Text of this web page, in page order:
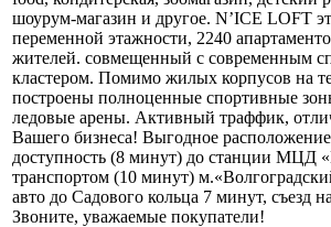
шоурум-магазин и другое. N’ICE LOFT
переменной этажности, 2240
жителей. совмещенный с современным
кластером. Помимо жилых корпусов на
построены полноценные спортивные
ледовые арены. Активный траффик,
Вашего бизнеса! Выгодное
доступность (8 минут) до станции МЦД
транспортом (10 минут)
авто до Садового кольца 7 минут, съезд
Звоните, уважаемые покупатели!